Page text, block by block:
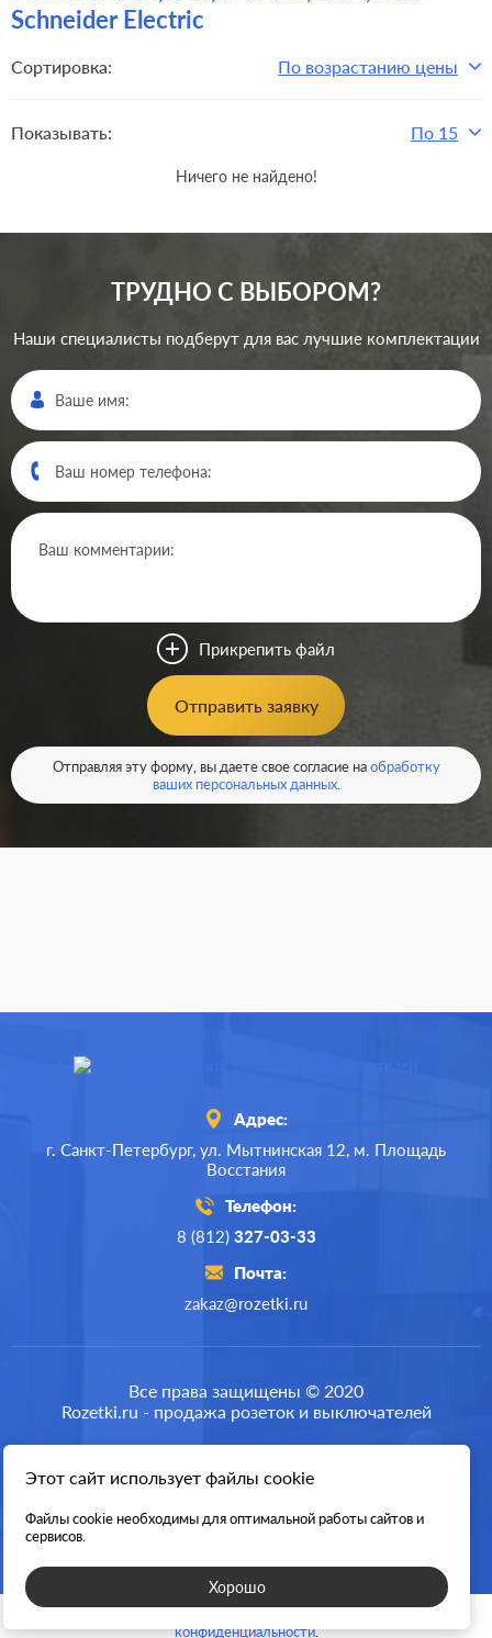
Schneider Electric
Сортировка: По возрастанию цены
Показывать: По 15
Ничего не найдено!
ТРУДНО С ВЫБОРОМ?
Наши специалисты подберут для вас лучшие комплектации
Отправить заявку
Прикрепить файл
Отправляя эту форму, вы даете свое согласие наобработку
ваших персональных данных.
Адрес:
г. Санкт-Петербург, ул. Мытнинская 12, м. Площадь
Восстания
Телефон:
8 (812) 327-03-33
Почта:
zakaz@rozetki.ru
Все права защищены © 2020
Rozetki.ru - продажа розеток и выключателей
Разработка сайта
конфиденциальности.
Этот сайт использует файлы cookie
Файлы cookie необходимы для оптимальной работы сайтов и
сервисов.
Хорошо